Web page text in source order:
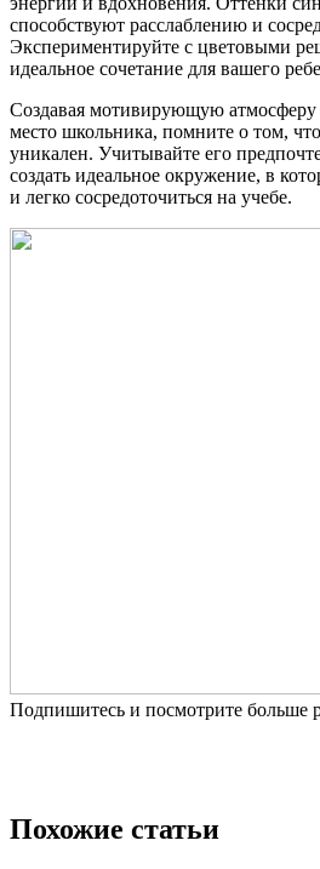
способствуют расслаблению и
Экспериментируйте с цветовыми
идеальное сочетание для вашего
Создавая мотивирующую атмосферу
место школьника, помните о том,
уникален. Учитывайте его
создать идеальное окружение, в
и легко сосредоточиться на учебе.
Подпишитесь и посмотрите больше
Похожие статьи